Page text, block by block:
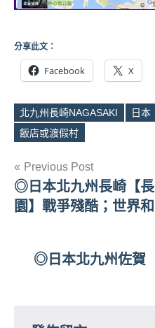
分享此文：
Facebook X
Tags
北九州長崎NAGASAKI 日本
飯店或渡假村
文
章
Previous Post
◎日本北九州長崎【
園】戰爭殘酷；世界
◎日本北九州佐賀